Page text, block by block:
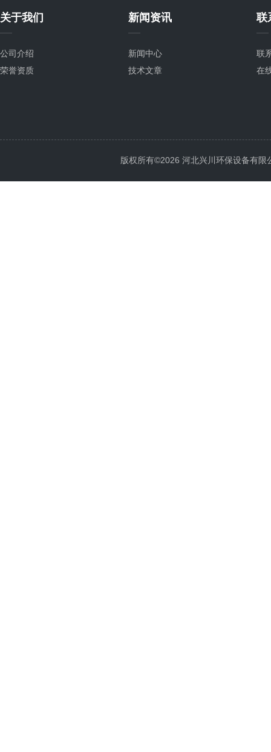
关于我们
公司介绍
荣誉资质
新闻资讯
新闻中心
技术文章
联
联
在
版权所有©2026 河北兴川环保设备有